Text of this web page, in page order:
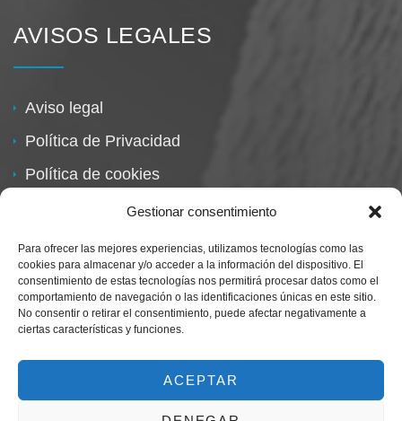
Gestionar consentimiento
Para ofrecer las mejores experiencias, utilizamos tecnologías como las
cookies para almacenar y/o acceder a la información del dispositivo. El
consentimiento de estas tecnologías nos permitirá procesar datos como el
comportamiento de navegación o las identificaciones únicas en este sitio.
No consentir o retirar el consentimiento, puede afectar negativamente a
ciertas características y funciones.
ACEPTAR
AVISOS LEGALES
Aviso legal
Política de Privacidad
Política de cookies
Política de devoluciones
Marca Registrada